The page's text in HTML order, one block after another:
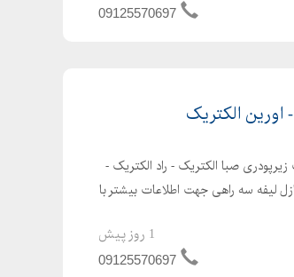
09125570697
اورین الکتریک
صبا الکتریک - راد الکتریک -
لیفه سه راهی جهت اطلاعات بیشتر با
1 روز پیش
09125570697